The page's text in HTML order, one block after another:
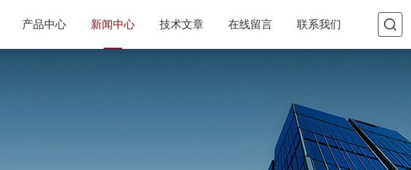
产品中心 新闻中心 技术文章 在线留言 联系我们